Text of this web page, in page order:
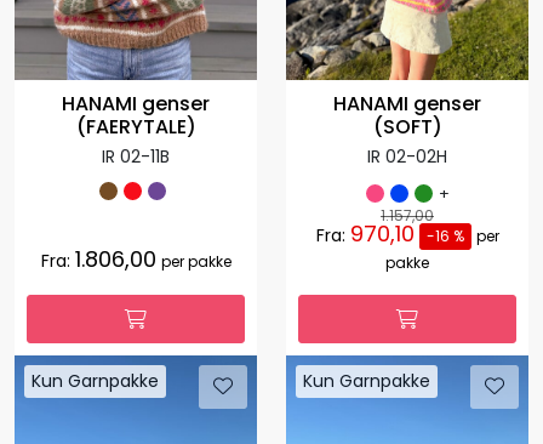
HANAMI genser
(FAERYTALE)
IR 02-11B
Fra: 1.806,00 per pakke
HANAMI genser
(SOFT)
IR 02-02H
+
1.157,00
Fra: 970,10 -16 %
per
pakke
Kun Garnpakke Kun Garnpakke